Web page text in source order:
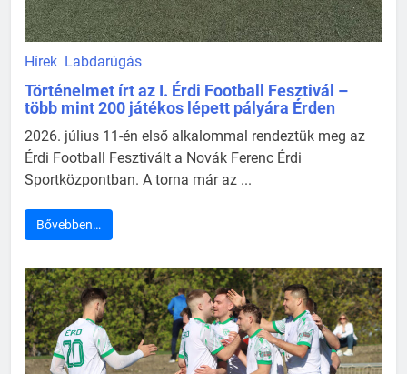
Hírek Labdarúgás
Történelmet írt az I. Érdi Football Fesztivál –
több mint 200 játékos lépett pályára Érden
2026. július 11-én első alkalommal rendeztük meg az
Érdi Football Fesztivált a Novák Ferenc Érdi
Sportközpontban. A torna már az ...
Bővebben…